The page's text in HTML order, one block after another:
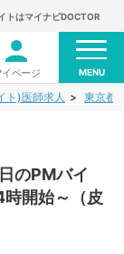
トはマイナビDOCTOR
イページ MENU
ト)医師求人 東京都
のPMバイ
時開始～（皮